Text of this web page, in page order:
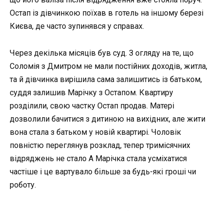
Остап із дівчинкою поїхав в готель на іншому березі
Києва, де часто зупинявся у справах.
Через декілька місяців був суд. З огляду на те, що
Соломія з Дмитром не мали постійних доходів, житла,
та й дівчинка вирішила сама залишитись із батьком,
суддя залишив Марічку з Остапом. Квартиру
розділили, свою частку Остап продав. Матері
дозволили бачитися з дитиною на вихідних, але жити
вона стала з батьком у новій квартирі. Чоловік
повністю переглянув розклад, тепер тримісячних
відряджень не стало А Марічка стала усміхатися
частіше і це вартувало більше за будь-які гроші чи
роботу.